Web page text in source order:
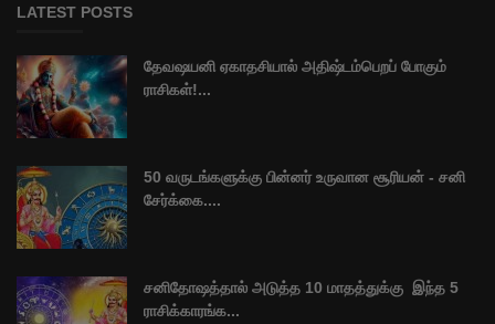
LATEST POSTS
தேவஷயனி ஏகாதசியால் அதிஷ்டம்பெறப் போகும்
ராசிகள்!...
50 வருடங்களுக்கு பின்னர் உருவான சூரியன் - சனி
சேர்க்கை....
சனிதோஷத்தால் அடுத்த 10 மாதத்துக்கு இந்த 5
ராசிக்காரங்க...